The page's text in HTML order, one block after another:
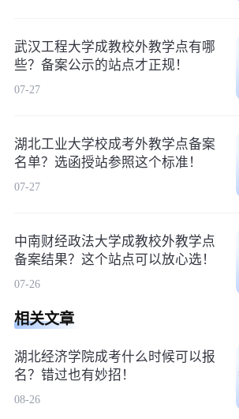
武汉工程大学成教校外教学点有哪
些？备案公示的站点才正规！
07-27
湖北工业大学校成考外教学点备案
名单？选函授站参照这个标准！
07-27
中南财经政法大学成教校外教学点
备案结果？这个站点可以放心选！
07-26
相关文章
湖北经济学院成考什么时候可以报
名？错过也有妙招！
08-26